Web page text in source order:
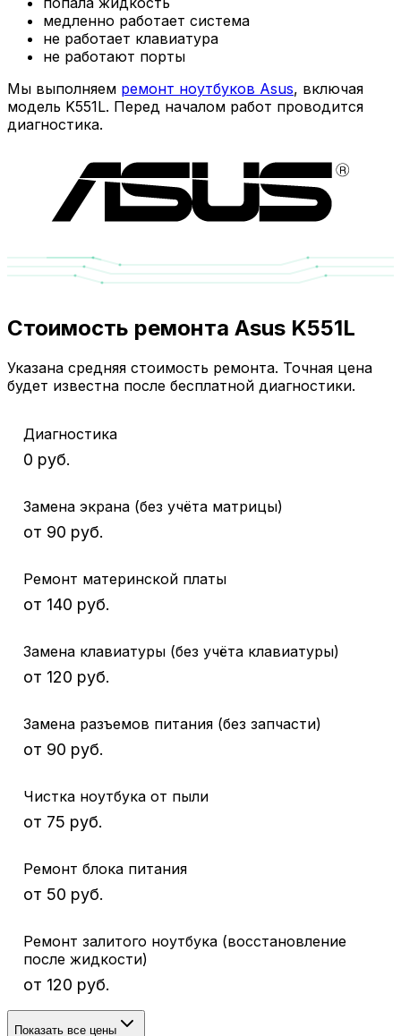
медленно работает система
не работает клавиатура
не работают порты
Мы выполняем ремонт ноутбуков Asus, включая
модель K551L. Перед началом работ проводится
диагностика.
Стоимость ремонта Asus K551L
Указана средняя стоимость ремонта. Точная цена
будет известна после бесплатной диагностики.
Диагностика
0 руб.
Замена экрана (без учёта матрицы)
от 90 руб.
Ремонт материнской платы
от 140 руб.
Замена клавиатуры (без учёта клавиатуры)
от 120 руб.
Замена разъемов питания (без запчасти)
от 90 руб.
Чистка ноутбука от пыли
от 75 руб.
Ремонт блока питания
от 50 руб.
Ремонт залитого ноутбука (восстановление
после жидкости)
от 120 руб.
Показать все цены